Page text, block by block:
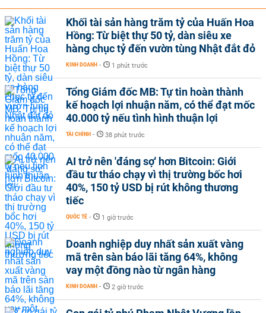
Khối tài sản hàng trăm tỷ của Huấn Hoa
Hồng: Từ biệt thự 50 tỷ, dàn siêu xe
hàng chục tỷ đến vườn tùng Nhật đắt đỏ
KINH DOANH - 1 phút trước
Tổng Giám đốc MB: Tự tin hoàn thành
kế hoạch lợi nhuận năm, có thể đạt mốc
40.000 tỷ nếu tình hình thuận lợi
TÀI CHÍNH - 38 phút trước
AI trở nên 'đáng sợ' hơn Bitcoin: Giới
đầu tư tháo chạy vì thị trường bốc hơi
40%, 150 tỷ USD bị rút không thương
tiếc
QUỐC TẾ - 1 giờ trước
Doanh nghiệp duy nhất sản xuất vàng
mã trên sàn báo lãi tăng 64%, không
vay một đồng nào từ ngân hàng
KINH DOANH - 2 giờ trước